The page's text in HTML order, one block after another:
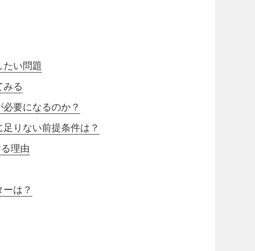
い問題
みる
要になるのか？
りない前提条件は？
理由
は？